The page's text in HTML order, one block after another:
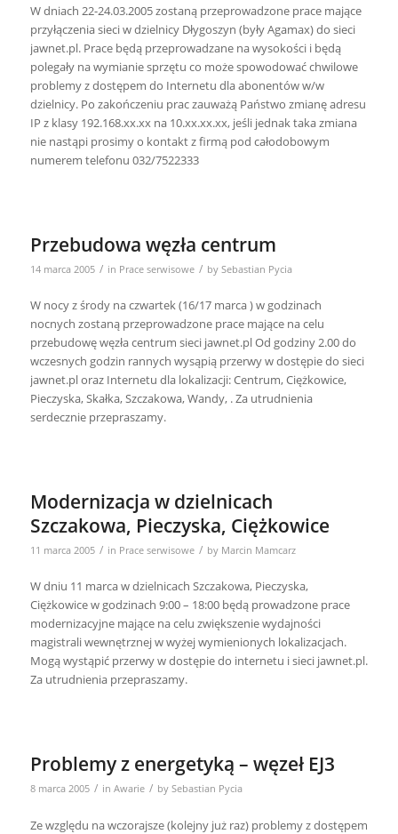
W dniach 22-24.03.2005 zostaną przeprowadzone prace mające
przyłączenia sieci w dzielnicy Dłygoszyn (były Agamax) do sieci
jawnet.pl. Prace będą przeprowadzane na wysokości i będą
polegały na wymianie sprzętu co może spowodować chwilowe
problemy z dostępem do Internetu dla abonentów w/w
dzielnicy. Po zakończeniu prac zauważą Państwo zmianę adresu
IP z klasy 192.168.xx.xx na 10.xx.xx.xx, jeśli jednak taka zmiana
nie nastąpi prosimy o kontakt z firmą pod całodobowym
numerem telefonu 032/7522333
Przebudowa węzła centrum
14 marca 2005 / in Prace serwisowe / by Sebastian Pycia
W nocy z środy na czwartek (16/17 marca ) w godzinach
nocnych zostaną przeprowadzone prace mające na celu
przebudowę węzła centrum sieci jawnet.pl Od godziny 2.00 do
wczesnych godzin rannych wysąpią przerwy w dostępie do sieci
jawnet.pl oraz Internetu dla lokalizacji: Centrum, Ciężkowice,
Pieczyska, Skałka, Szczakowa, Wandy, . Za utrudnienia
serdecznie przepraszamy.
Modernizacja w dzielnicach
Szczakowa, Pieczyska, Ciężkowice
11 marca 2005 / in Prace serwisowe / by Marcin Mamcarz
W dniu 11 marca w dzielnicach Szczakowa, Pieczyska,
Ciężkowice w godzinach 9:00 – 18:00 będą prowadzone prace
modernizacyjne mające na celu zwiększenie wydajności
magistrali wewnętrznej w wyżej wymienionych lokalizacjach.
Mogą wystąpić przerwy w dostępie do internetu i sieci jawnet.pl.
Za utrudnienia przepraszamy.
Problemy z energetyką – węzeł EJ3
8 marca 2005 / in Awarie / by Sebastian Pycia
Ze względu na wczorajsze (kolejny już raz) problemy z dostępem